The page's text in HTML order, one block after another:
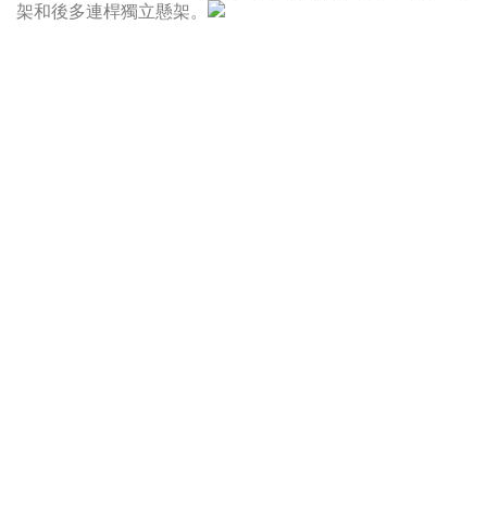
架和後多連桿獨立懸架。